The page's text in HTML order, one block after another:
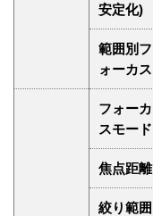
安定化)
範囲別フ
ォーカス
フォーカ
スモード
焦点距離
絞り範囲